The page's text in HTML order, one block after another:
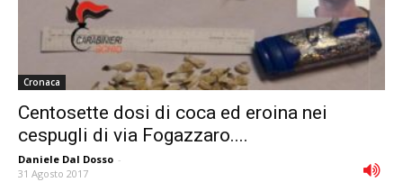
Cronaca
Centosette dosi di coca ed eroina nei
cespugli di via Fogazzaro....
Daniele Dal Dosso -
31 Agosto 2017